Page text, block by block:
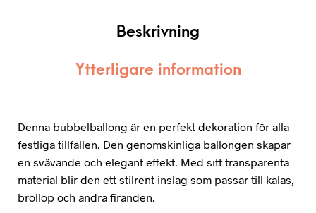
Beskrivning
Ytterligare information
Denna bubbelballong är en perfekt dekoration för alla
festliga tillfällen. Den genomskinliga ballongen skapar
en svävande och elegant effekt. Med sitt transparenta
material blir den ett stilrent inslag som passar till kalas,
bröllop och andra firanden.